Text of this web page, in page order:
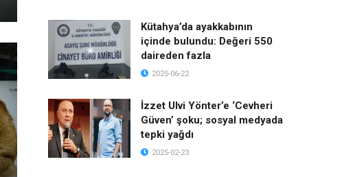
Kütahya’da ayakkabının
içinde bulundu: Değeri 550
daireden fazla
2025-06-22
İzzet Ulvi Yönter’e ‘Cevheri
Güven’ şoku; sosyal medyada
tepki yağdı
2025-02-23